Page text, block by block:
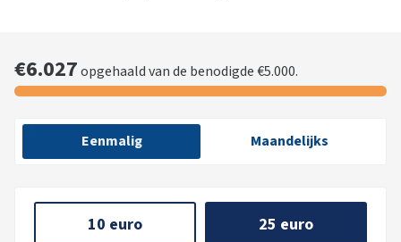
€6.027opgehaald van de benodigde €5.000.
Eenmalig Maandelijks
10 euro 25 euro